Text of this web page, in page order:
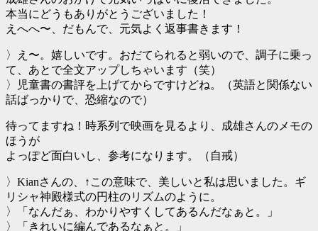
本当にどうもありがとうございました！
えへへ〜、だもんで、元気よく返事書きます！
〉え〜。嬉しいです。おだてられると弱いので、調子に乗っ
て、あとで全文アップしちゃいます（笑）
〉児童書の書評を上げてからですけどね。（英語と関係ない
話ばっかりで、恐縮なので）
待ってますね！時系列で映画を見るより、成雄さんのメモの
ほうが
よっぽど面白いし、参考になります。（自戒）
〉Kianさんの、↑この意味で、美しいと私は思いました。ギ
リシャ神殿様式の円柱のリズムのように。
〉「なんだぁ、わかりやすくしてあるんだなぁと。」
〉「きれいに編んであるなぁと。」